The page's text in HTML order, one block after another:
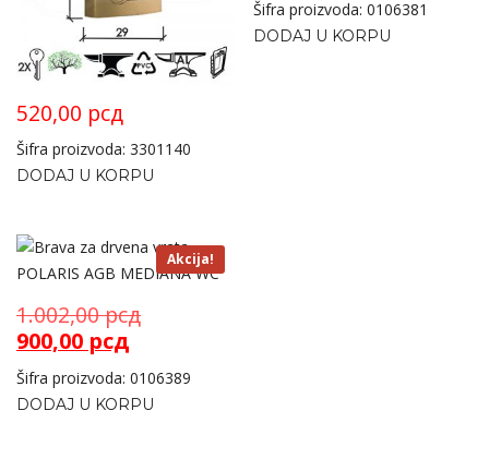
520,00 рсд
Šifra proizvoda: 3301140
DODAJ U KORPU
Šifra proizvoda: 0106381
DODAJ U KORPU
Akcija!
1.002,00рсдOriginalna
je
bila:
1.002,00 рсд.
900,00 рсдTrenutna
cena
je:
900,00 рсд.
Šifra proizvoda: 0106389
DODAJ U KORPU